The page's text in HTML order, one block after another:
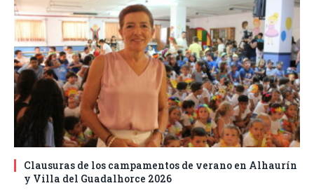
Clausuras de los campamentos de verano en Alhaurín
y Villa del Guadalhorce 2026